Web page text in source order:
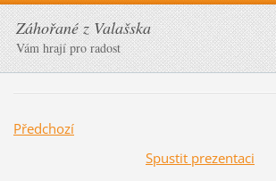
Záhořané z Valašska
Vám hrají pro radost
Předchozí
Spustit prezentaci